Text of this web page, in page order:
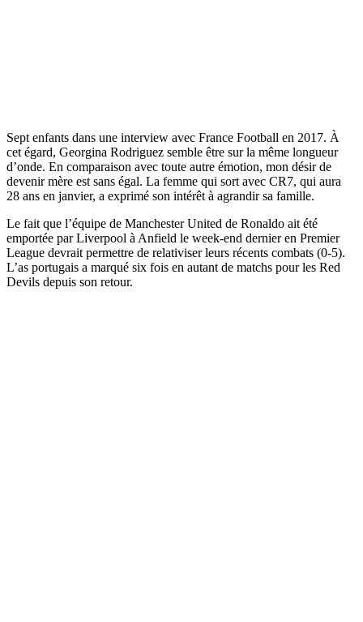
Sept enfants dans une interview avec France Football en 2017. À
cet égard, Georgina Rodriguez semble être sur la même longueur
d’onde. En comparaison avec toute autre émotion, mon désir de
devenir mère est sans égal. La femme qui sort avec CR7, qui aura
28 ans en janvier, a exprimé son intérêt à agrandir sa famille.
Le fait que l’équipe de Manchester United de Ronaldo ait été
emportée par Liverpool à Anfield le week-end dernier en Premier
League devrait permettre de relativiser leurs récents combats (0-5).
L’as portugais a marqué six fois en autant de matchs pour les Red
Devils depuis son retour.